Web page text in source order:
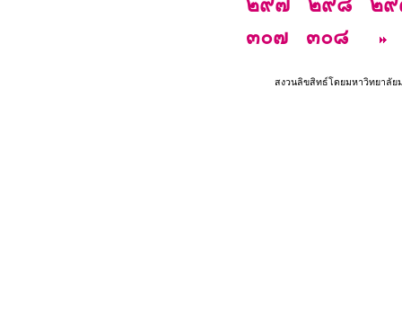
๓๐๗
๓๐๘
สงวนลิขสิทธ์โดยมหาวิทยาลั